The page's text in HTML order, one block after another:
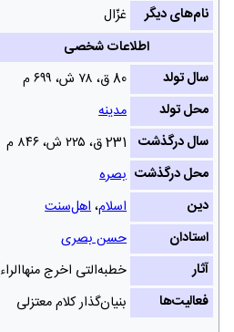
نام‌های دیگر
غزّال
اطلاعات شخصی
سال تولد
80 ق، ۷۸ ش‌، ۶۹۹ م
محل تولد
مدینه
سال درگذشت 231 ق، ۲۲۵ ش‌، ۸۴۶ م
محل درگذشت بصره
دین
اسلام،اهل‌سنت
استادان
حسن بصری
آثار
خطبه‌التی اخرج منهاالراء
فعالیت‌ها
بنیان‌گذار کلام معتزلی‌